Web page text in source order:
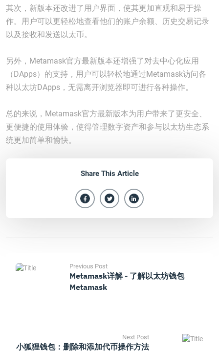
其次，新版本还改进了用户界面，使其更加直观和易于操
作。用户可以更轻松地查看他们的账户余额、历史交易记录
以及接收和发送以太币。
另外，Metamask官方最新版本还增强了对去中心化应用
（DApps）的支持，用户可以轻松地通过Metamask访问各
种以太坊DApps，无需离开浏览器即可进行各种操作。
总的来说，Metamask官方最新版本为用户带来了更安全、
更便捷的使用体验，使得管理数字资产和参与以太坊生态系
统更加简单和愉快。
Share This Article
Previous Post
Metamask详解 - 了解以太坊钱包
Metamask
Next Post
小狐狸钱包：删除和添加代币操作方法